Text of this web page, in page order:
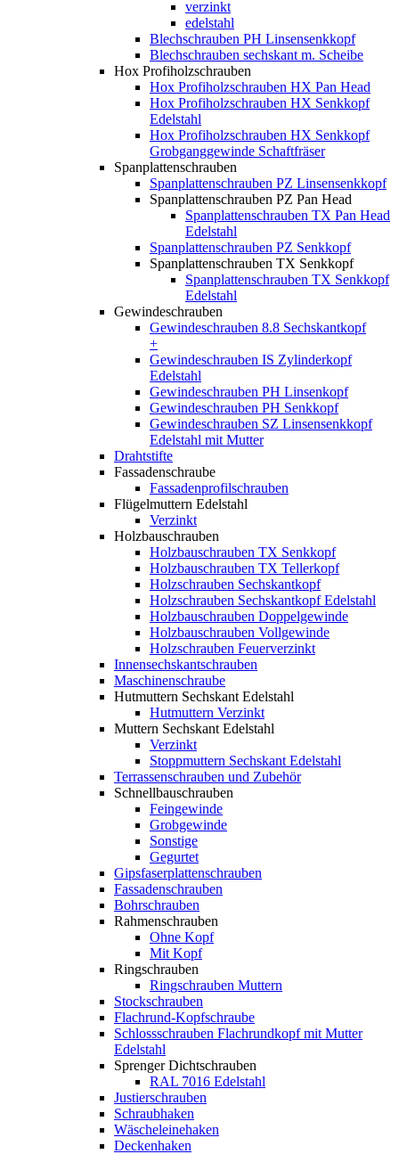
verzinkt
edelstahl
Blechschrauben PH Linsensenkkopf
Blechschrauben sechskant m. Scheibe
Hox Profiholzschrauben
Hox Profiholzschrauben HX Pan Head
Hox Profiholzschrauben HX Senkkopf
Edelstahl
Hox Profiholzschrauben HX Senkkopf
Grobganggewinde Schaftfräser
Spanplattenschrauben
Spanplattenschrauben PZ Linsensenkkopf
Spanplattenschrauben PZ Pan Head
Spanplattenschrauben TX Pan Head
Edelstahl
Spanplattenschrauben PZ Senkkopf
Spanplattenschrauben TX Senkkopf
Spanplattenschrauben TX Senkkopf
Edelstahl
Gewindeschrauben
Gewindeschrauben 8.8 Sechskantkopf
+
Gewindeschrauben IS Zylinderkopf
Edelstahl
Gewindeschrauben PH Linsenkopf
Gewindeschrauben PH Senkkopf
Gewindeschrauben SZ Linsensenkkopf
Edelstahl mit Mutter
Drahtstifte
Fassadenschraube
Fassadenprofilschrauben
Flügelmuttern Edelstahl
Verzinkt
Holzbauschrauben
Holzbauschrauben TX Senkkopf
Holzbauschrauben TX Tellerkopf
Holzschrauben Sechskantkopf
Holzschrauben Sechskantkopf Edelstahl
Holzbauschrauben Doppelgewinde
Holzbauschrauben Vollgewinde
Holzschrauben Feuerverzinkt
Innensechskantschrauben
Maschinenschraube
Hutmuttern Sechskant Edelstahl
Hutmuttern Verzinkt
Muttern Sechskant Edelstahl
Verzinkt
Stoppmuttern Sechskant Edelstahl
Terrassenschrauben und Zubehör
Schnellbauschrauben
Feingewinde
Grobgewinde
Sonstige
Gegurtet
Gipsfaserplattenschrauben
Fassadenschrauben
Bohrschrauben
Rahmenschrauben
Ohne Kopf
Mit Kopf
Ringschrauben
Ringschrauben Muttern
Stockschrauben
Flachrund-Kopfschraube
Schlossschrauben Flachrundkopf mit Mutter
Edelstahl
Sprenger Dichtschrauben
RAL 7016 Edelstahl
Justierschrauben
Schraubhaken
Wäscheleinehaken
Deckenhaken